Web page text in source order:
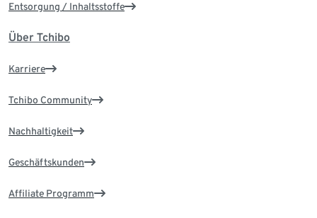
Entsorgung / Inhaltsstoffe
Über Tchibo
Karriere
Tchibo Community
Nachhaltigkeit
Geschäftskunden
Affiliate Programm